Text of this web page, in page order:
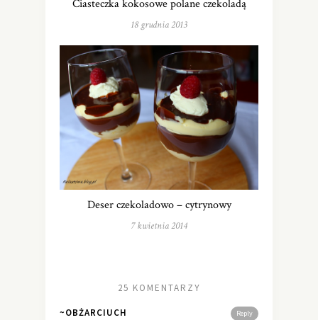
Ciasteczka kokosowe polane czekoladą
18 grudnia 2013
Deser czekoladowo – cytrynowy
7 kwietnia 2014
25 KOMENTARZY
Reply
~OBŻARCIUCH